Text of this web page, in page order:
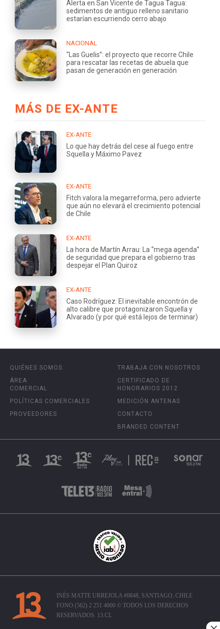
Alerta en San Vicente de Tagua Tagua:
sedimentos de antiguo relleno sanitario
estarían escurriendo cerro abajo
NACIONAL
“Las Guelis”: el proyecto que recorre Chile
para rescatar las recetas de abuela que
pasan de generación en generación
MÁS DE EX-ANTE
EX-ANTE
Lo que hay detrás del cese al fuego entre
Squella y Máximo Pavez
EX-ANTE
Fitch valora la megarreforma, pero advierte
que aún no elevará el crecimiento potencial
de Chile
EX-ANTE
La hora de Martín Arrau: La “mega agenda”
de seguridad que prepara el gobierno tras
despejar el Plan Quiroz
EX-ANTE
Caso Rodríguez: El inevitable encontrón de
alto calibre que protagonizaron Squella y
Alvarado (y por qué está lejos de terminar)
QUIÉNES SOMOS
ÁREA
COMERCIAL
POLÍTICAS COMERCIALES
PROVEEDORES
TRABAJA CON NOSOTROS
CERTIFICADO DE
HONORARIOS 2012
MEDICIÓN ANTENAS
CONTACTO
BRANDED CONTENT
INÉS MATTE URREJOLA #0848, SANTIAGO, CHILE
FONO (562) 2 251 4000 © TODOS LOS DERECHOS
RESERVADOS. 13.CL